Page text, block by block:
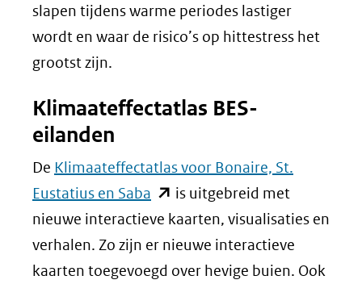
slapen tijdens warme periodes lastiger
wordt en waar de risico’s op hittestress het
grootst zijn.
Klimaateffectatlas BES-
eilanden
De Klimaateffectatlas voor Bonaire, St.
Eustatius en Saba (opent
in
nieuw
venster)
is uitgebreid met
nieuwe interactieve kaarten, visualisaties en
verhalen. Zo zijn er nieuwe interactieve
kaarten toegevoegd over hevige buien. Ook